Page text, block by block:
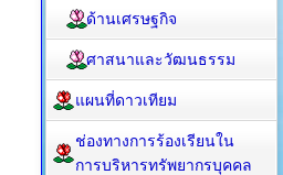
ด้านเศรษฐกิจ
ศาสนาและวัฒนธรรม
แผนที่ดาวเทียม
ช่องทางการร้องเรียนใน
การบริหารทรัพยากรบุคคล